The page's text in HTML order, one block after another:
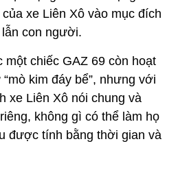
xe Liên Xô vào mục đích
con người.
chiếc GAZ 69 còn hoạt
kim đáy bể”, nhưng với
xe Liên Xô nói chung và
không gì có thể làm họ
được tính bằng thời gian và